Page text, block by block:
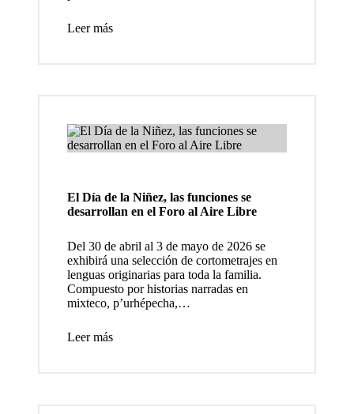
o
Nacion
Museos
tarios
de
Leer más
El Día de la Niñez, las funciones se
desarrollan en el Foro al Aire Libre
Del 30 de abril al 3 de mayo de 2026 se
exhibirá una selección de cortometrajes en
lenguas originarias para toda la familia.
Compuesto por historias narradas en
mixteco, p’urhépecha,…
Leer más